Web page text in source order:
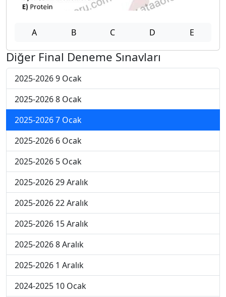
A B C D E
Diğer Final Deneme Sınavları
2025-2026 9 Ocak
2025-2026 8 Ocak
2025-2026 7 Ocak
2025-2026 6 Ocak
2025-2026 5 Ocak
2025-2026 29 Aralık
2025-2026 22 Aralık
2025-2026 15 Aralık
2025-2026 8 Aralık
2025-2026 1 Aralık
2024-2025 10 Ocak